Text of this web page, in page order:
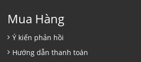
Mua Hàng
Ý kiến phản hồi
Hướng dẫn thanh toán